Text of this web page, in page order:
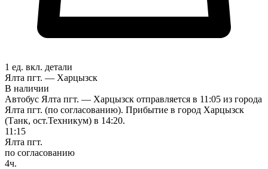
1 ед. вкл. детали
Ялта пгт. — Харцызск
В наличии
Автобус Ялта пгт. — Харцызск отправляется в 11:05 из города
Ялта пгт. (по согласованию). Прибытие в город Харцызск
(Танк, ост.Техникум) в 14:20.
11:15
Ялта пгт.
по согласованию
4ч.